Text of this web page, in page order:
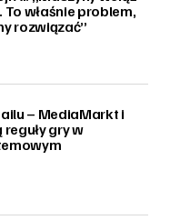
właśnie problem,
rozwiązać”
– MediaMarkt i
gry w